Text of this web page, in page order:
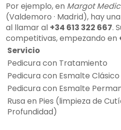
Por ejemplo, en Margot
(Valdemoro · Madrid), hay una
al llamar al +34 613 322 667.
competitivas, empezando en
Servicio
Pedicura con Tratamiento
Pedicura con Esmalte Clásico
Pedicura con Esmalte
Rusa en Pies (limpieza de
Profundidad)